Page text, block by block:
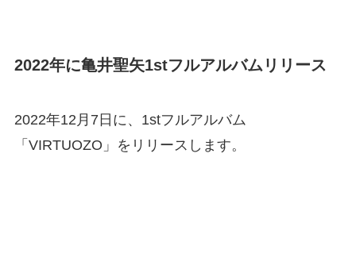
2022年に亀井聖矢1stフルアルバムリリース
2022年12月7日に、1stフルアルバム
「VIRTUOZO」をリリースします。